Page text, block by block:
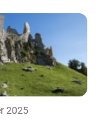
2025